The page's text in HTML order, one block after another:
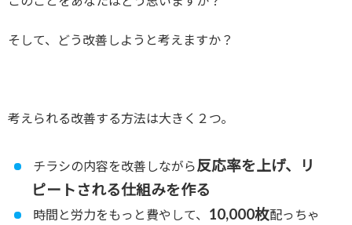
そして、どう改善しようと考えますか？
考えられる改善する方法は大きく２つ。
チラシの内容を改善しながら反応率を上げ、リ
ピートされる仕組みを作る
時間と労力をもっと費やして、 10,000枚配っちゃ